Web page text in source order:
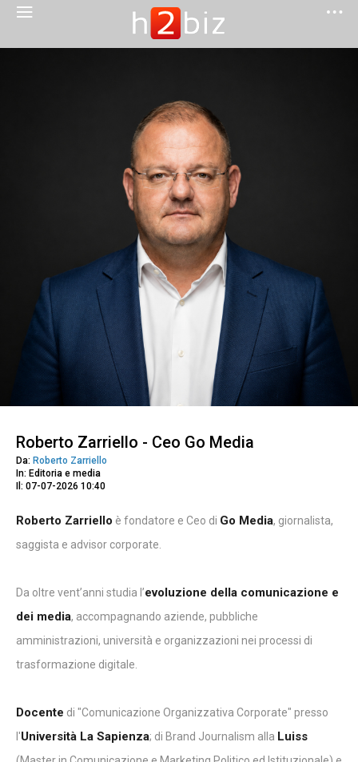
Roberto Zarriello - Ceo Go Media
Da: Roberto Zarriello
In: Editoria e media
Il: 07-07-2026 10:40
Roberto Zarriello è fondatore e Ceo di Go Media, giornalista,
saggista e advisor corporate.
Da oltre vent’anni studia l’evoluzione della comunicazione e
dei media, accompagnando aziende, pubbliche
amministrazioni, università e organizzazioni nei processi di
trasformazione digitale.
Docente di "Comunicazione Organizzativa Corporate" presso
l'Università La Sapienza; di Brand Journalism alla Luiss